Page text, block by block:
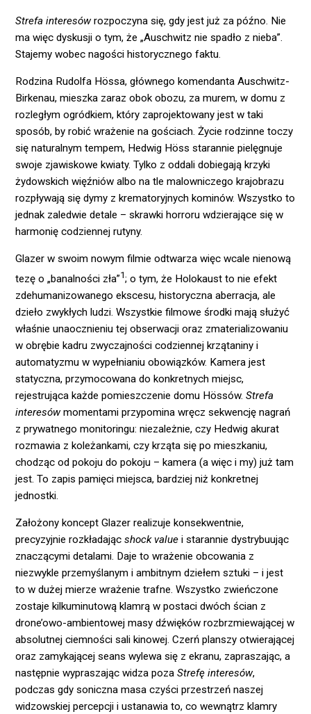
Strefa interesówrozpoczyna się, gdy jest już za późno. Nie
ma więc dyskusji o tym, że „Auschwitz nie spadło z nieba”.
Stajemy wobec nagości historycznego faktu.
Rodzina Rudolfa Hössa, głównego komendanta Auschwitz-
Birkenau, mieszka zaraz obok obozu, za murem, w domu z
rozległym ogródkiem, który zaprojektowany jest w taki
sposób, by robić wrażenie na gościach. Życie rodzinne toczy
się naturalnym tempem, Hedwig Höss starannie pielęgnuje
swoje zjawiskowe kwiaty. Tylko z oddali dobiegają krzyki
żydowskich więźniów albo na tle malowniczego krajobrazu
rozpływają się dymy z krematoryjnych kominów. Wszystko to
jednak zaledwie detale – skrawki horroru wdzierające się w
harmonię codziennej rutyny.
Glazer w swoim nowym filmie odtwarza więc wcale nienową
tezę o „banalności zła”1; o tym, że Holokaust to nie efekt
zdehumanizowanego ekscesu, historyczna aberracja, ale
dzieło zwykłych ludzi. Wszystkie filmowe środki mają służyć
właśnie unaocznieniu tej obserwacji oraz zmaterializowaniu
w obrębie kadru zwyczajności codziennej krzątaniny i
automatyzmu w wypełnianiu obowiązków. Kamera jest
statyczna, przymocowana do konkretnych miejsc,
rejestrująca każde pomieszczenie domu Hössów.Strefa
interesówmomentami przypomina wręcz sekwencję nagrań
z prywatnego monitoringu: niezależnie, czy Hedwig akurat
rozmawia z koleżankami, czy krząta się po mieszkaniu,
chodząc od pokoju do pokoju – kamera (a więc i my) już tam
jest. To zapis pamięci miejsca, bardziej niż konkretnej
jednostki.
Założony koncept Glazer realizuje konsekwentnie,
precyzyjnie rozkładającshock value i starannie dystrybuując
znaczącymi detalami. Daje to wrażenie obcowania z
niezwykle przemyślanym i ambitnym dziełem sztuki – i jest
to w dużej mierze wrażenie trafne. Wszystko zwieńczone
zostaje kilkuminutową klamrą w postaci dwóch ścian z
drone’owo-ambientowej masy dźwięków rozbrzmiewającej w
absolutnej ciemności sali kinowej. Czerń planszy otwierającej
oraz zamykającej seans wylewa się z ekranu, zapraszając, a
następnie wypraszając widza pozaStrefę interesów,
podczas gdy soniczna masa czyści przestrzeń naszej
widzowskiej percepcji i ustanawia to, co wewnątrz klamry